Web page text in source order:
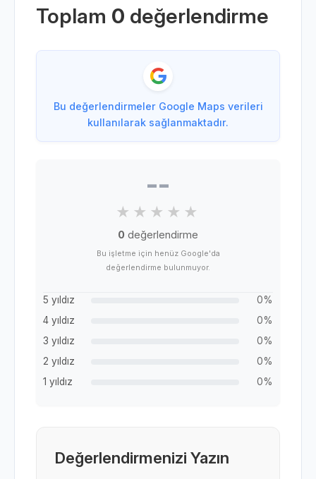
Toplam 0 değerlendirme
Bu değerlendirmeler Google Maps verileri
kullanılarak sağlanmaktadır.
--
0 değerlendirme
Bu işletme için henüz Google'da
değerlendirme bulunmuyor.
5 yıldız
0%
4 yıldız
0%
3 yıldız
0%
2 yıldız
0%
1 yıldız
0%
Değerlendirmenizi Yazın